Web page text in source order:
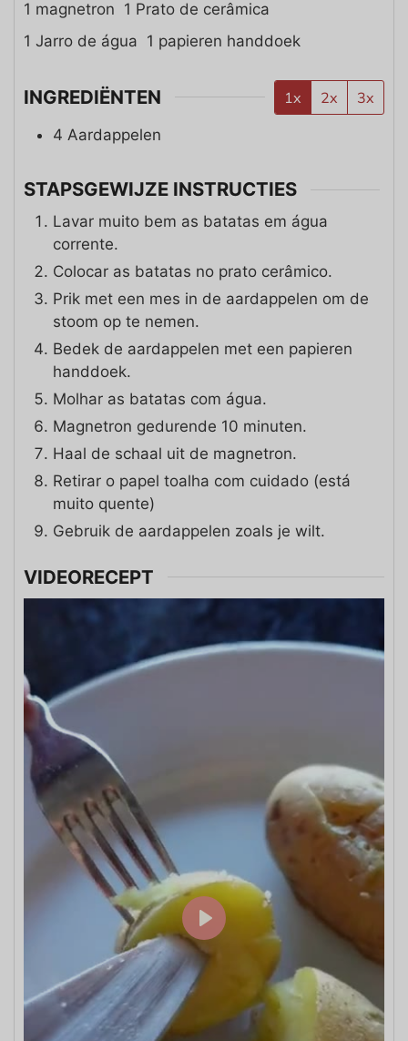
1 magnetron 1 Prato de cerâmica
1 Jarro de água 1 papieren handdoek
INGREDIËNTEN 1x 2x 3x
4 Aardappelen
STAPSGEWIJZE INSTRUCTIES
Lavar muito bem as batatas em água
corrente.
Colocar as batatas no prato cerâmico.
Prik met een mes in de aardappelen om de
stoom op te nemen.
Bedek de aardappelen met een papieren
handdoek.
Molhar as batatas com água.
Magnetron gedurende 10 minuten.
Haal de schaal uit de magnetron.
Retirar o papel toalha com cuidado (está
muito quente)
Gebruik de aardappelen zoals je wilt.
VIDEORECEPT